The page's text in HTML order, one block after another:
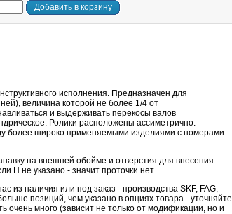
Добавить в корзину
исполнения. Предназначен для
величина которой не более 1/4 от
и выдерживать перекосы валов
Ролики расположены ассиметрично.
более широко применяемыми изделиями с номерами
на внешней обойме и отверстия для внесения
Н не указано - значит проточки нет.
из наличия или под заказ - производства SKF, FAG,
позиций, чем указано в опциях товара - уточняйте
много (зависит не только от модификации, но и